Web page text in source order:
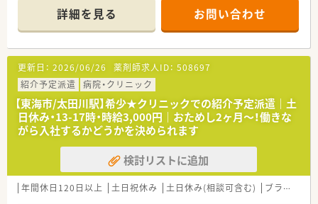
■研修制度は様々なプランがあり、集合研修だけでなく任意で受
講可能な研修も幅広く用意されています
■店舗で活躍する従業員、社外で活躍する従業員、将来経営幹部
となる従業員など、薬剤師として様々な活躍ができるフィールド
を用意されています
■総合薬剤師・調剤薬剤師（土日休み・19時までの勤務）どちらか
の働き方を選択できます
■調剤併設型だけでなく「医療モール・クリニック併設店舗」「敷
地内薬局」「訪問調剤特化型店舗」など様々な店舗を運営してい
ます
■在宅医療にも積極的取り組んでおり「訪問調剤特化型店舗」を
50店舗以上、無菌調剤室は業界最多の51店舗設置しています
■「プラチナくるみん認定企業」「健康経営優良法人2023（大規模
法人部門）認定」等を取得し一人ひとりが働きやすい環境が整備
されています
詳細を見る お問い合わせ
更新日： 2026/06/26 薬剤師求人ID： 508697
紹介予定派遣
病院・クリニック
【東海市/太田川駅】希少★クリニックでの紹介予定派遣｜土
日休み・13-17時・時給3,000円｜おためし2ヶ月～！働きな
がら入社するかどうかを決められます
検討リストに追加
年間休日120日以上 土日祝休み 土日休み(相談可含む) ブランク可